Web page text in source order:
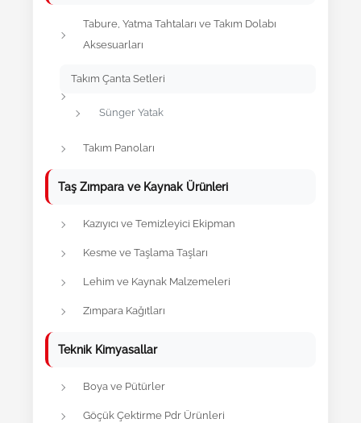
Tabure, Yatma Tahtaları ve Takım Dolabı
Aksesuarları
Takım Çanta Setleri
Sünger Yatak
Takım Panoları
Taş Zımpara ve Kaynak Ürünleri
Kazıyıcı ve Temizleyici Ekipman
Kesme ve Taşlama Taşları
Lehim ve Kaynak Malzemeleri
Zımpara Kağıtları
Teknik Kimyasallar
Boya ve Pütürler
Göçük Çektirme Pdr Ürünleri